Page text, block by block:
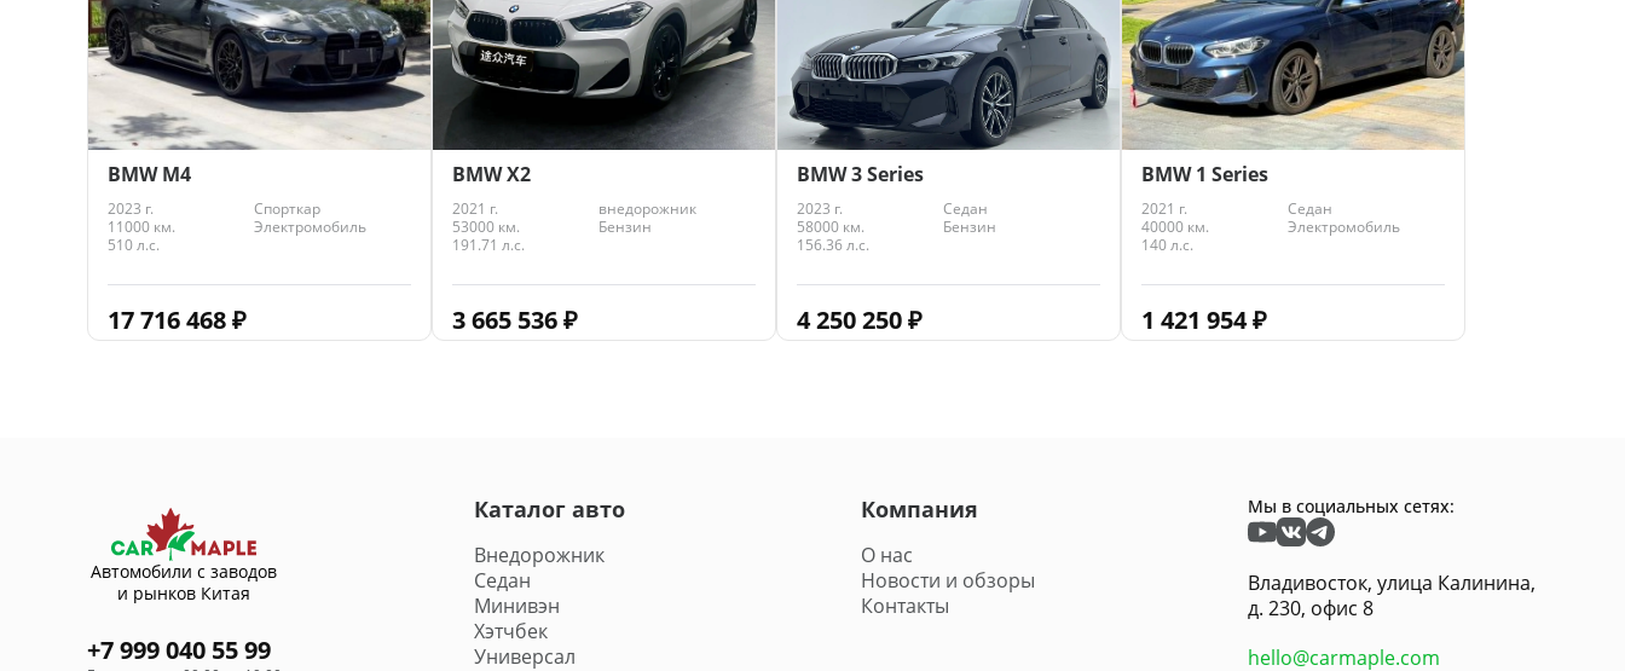
BMW M4
2023 г.
Спорткар
11000 км.
Электромобиль
510 л.с.
17 716 468₽
BMW X2
2021 г.
внедорожник
53000 км.
Бензин
191.71 л.с.
3 665 536₽
BMW 3 Series
2023 г.
Седан
58000 км.
Бензин
156.36 л.с.
4 250 250₽
BMW 1 Series
2021 г.
Седан
40000 км.
Электромобиль
140 л.с.
1 421 954₽
Автомобили с заводов
и рынков Китая
+7 999 040 55 99
Каталог авто
Внедорожник
Седан
Минивэн
Хэтчбек
Универсал
Компания
О нас
Новости и обзоры
Контакты
Мы в социальных сетях:
Владивосток, улица Калинина,
д. 230, офис 8
hello@carmaple.com